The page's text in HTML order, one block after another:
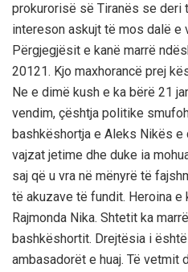
prokurorisë së Tiranës se deri
intereson askujt të mos dalë e
Përgjegjësit e kanë marrë
20121. Kjo maxhorancë prej
Ne e dimë kush e ka bërë 21
vendim, çështja politike
bashkëshortja e Aleks Nikës e
vajzat jetime dhe duke ia
saj që u vra në mënyrë të
të akuzave të fundit. Heroina
Rajmonda Nika. Shtetit ka
bashkëshortit. Drejtësia i
ambasadorët e huaj. Të vetmit